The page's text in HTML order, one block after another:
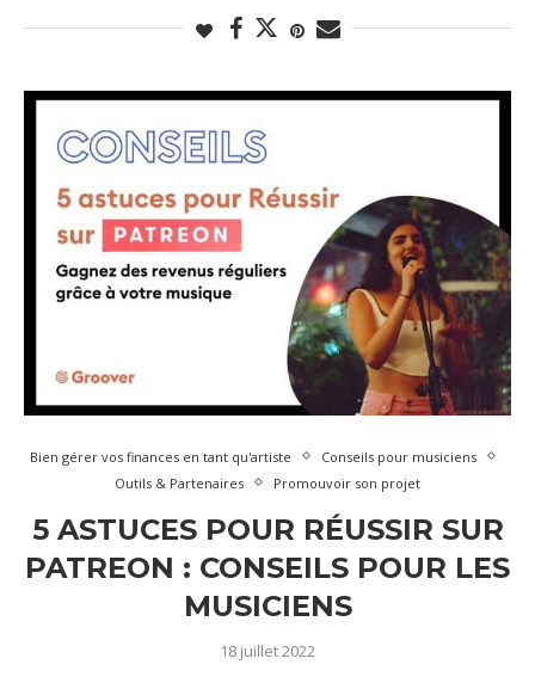
Bien gérer vos finances en tant qu'artiste
Conseils pour musiciens
Outils & Partenaires
Promouvoir son projet
5 ASTUCES POUR RÉUSSIR SUR
PATREON : CONSEILS POUR LES
MUSICIENS
18 juillet 2022